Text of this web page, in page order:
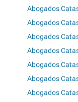
Abogados
Abogados
Abogados
Abogados
Abogados
Abogados
Abogados